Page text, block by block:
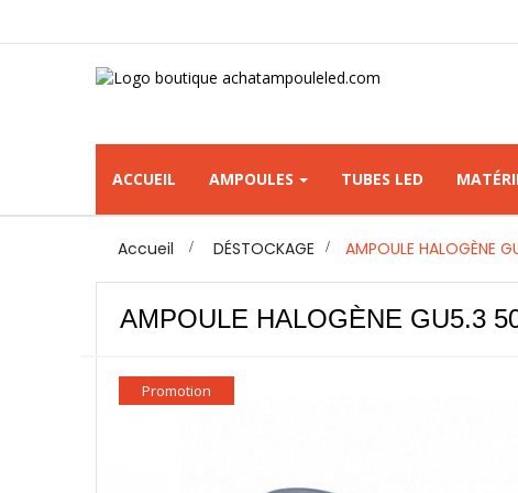
ACCUEIL AMPOULES TUBES LED
Accueil > DÉSTOCKAGE > AMPOULE HALOGÈNE
AMPOULE HALOGÈNE GU5.3
Promotion